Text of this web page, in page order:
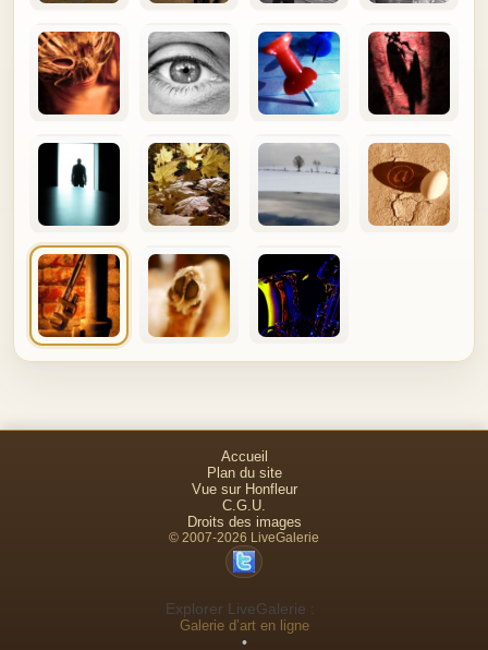
Accueil
Plan du site
Vue sur Honfleur
C.G.U.
Droits des images
© 2007-2026 LiveGalerie
Explorer LiveGalerie :
Galerie d’art en ligne
•